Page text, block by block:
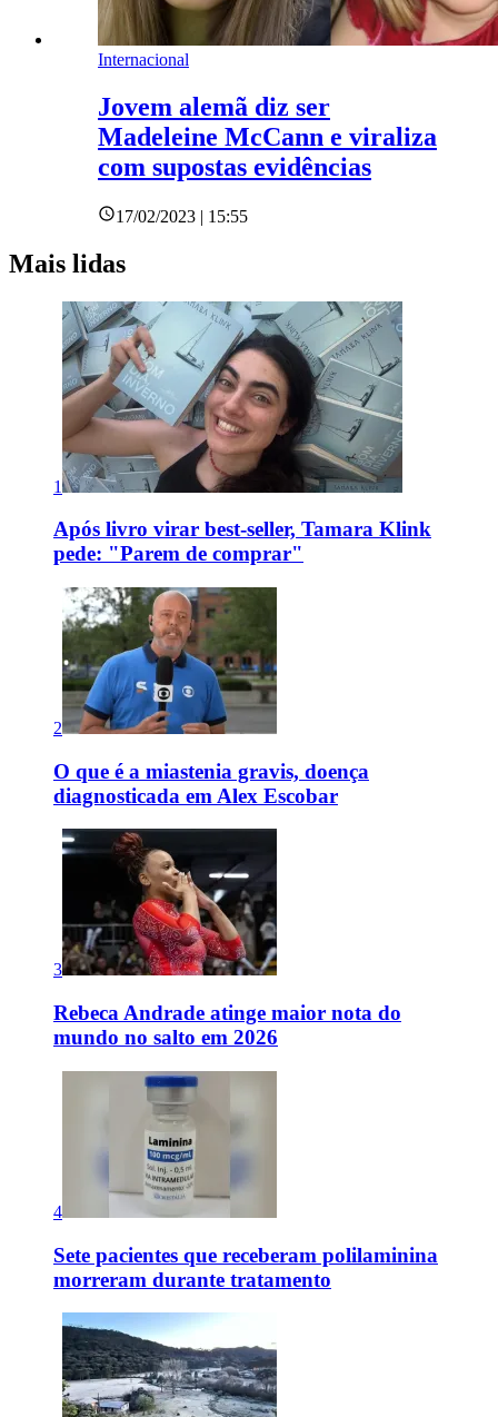
Internacional
Jovem alemã diz ser
Madeleine McCann e viraliza
com supostas evidências
17/02/2023 | 15:55
Mais lidas
1
Após livro virar best-seller, Tamara Klink
pede: "Parem de comprar"
2
O que é a miastenia gravis, doença
diagnosticada em Alex Escobar
3
Rebeca Andrade atinge maior nota do
mundo no salto em 2026
4
Sete pacientes que receberam polilaminina
morreram durante tratamento